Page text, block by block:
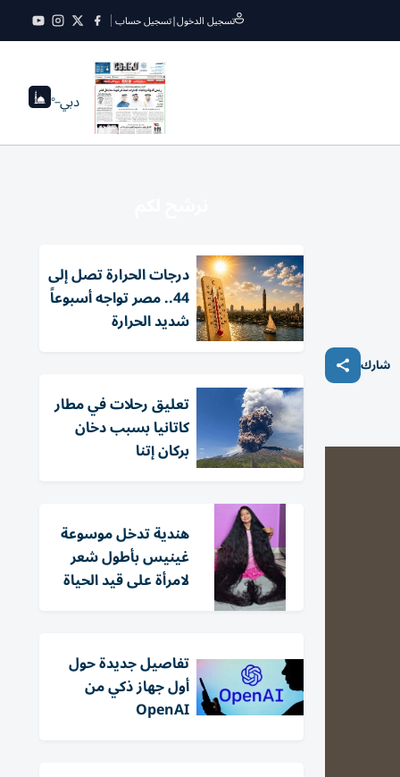
تسجيل الدخول|تسجيل حساب
دبي--°
شارك
درجات الحرارة تصل إلى
44.. مصر تواجه أسبوعاً
شديد الحرارة
تعليق رحلات في مطار
كاتانيا بسبب دخان
بركان إتنا
هندية تدخل موسوعة
غينيس بأطول شعر
لامرأة على قيد الحياة
تفاصيل جديدة حول
أول جهاز ذكي من
OpenAI